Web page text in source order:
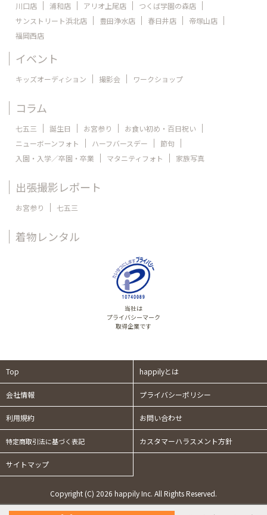
川口店
浦和店 アリオ上尾店
つくば学園の森店
サンストリート浜北店
豊田浄水店 春日井店
帝塚山店
福岡西店
イベント
キッズオーディション 撮影会 ワークショップ
コラム
七五三 誕生日 お宮参り
お食い初め・百日祝い
ニューボーンフォト
ハーフバースデー
節句
入園・入学／卒園・卒業
マタニティフォト 家族写真
出張撮影レポート
お宮参り 七五三
着物レンタル
当社は
プライバシーマーク
取得企業です
Top happilyとは
会社情報 プライバシーポリシー
利用規約 お問い合わせ
特定商取引法に基づく表記 カスタマーハラスメント方針
サイトマップ
Copyright (C) 2026 happily Inc. All Rights Reserved.